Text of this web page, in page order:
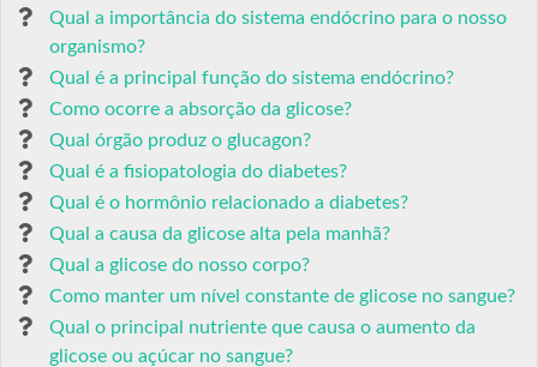
Qual a importância do sistema endócrino para o nosso
organismo?
Qual é a principal função do sistema endócrino?
Como ocorre a absorção da glicose?
Qual órgão produz o glucagon?
Qual é a fisiopatologia do diabetes?
Qual é o hormônio relacionado a diabetes?
Qual a causa da glicose alta pela manhã?
Qual a glicose do nosso corpo?
Como manter um nível constante de glicose no sangue?
Qual o principal nutriente que causa o aumento da
glicose ou açúcar no sangue?